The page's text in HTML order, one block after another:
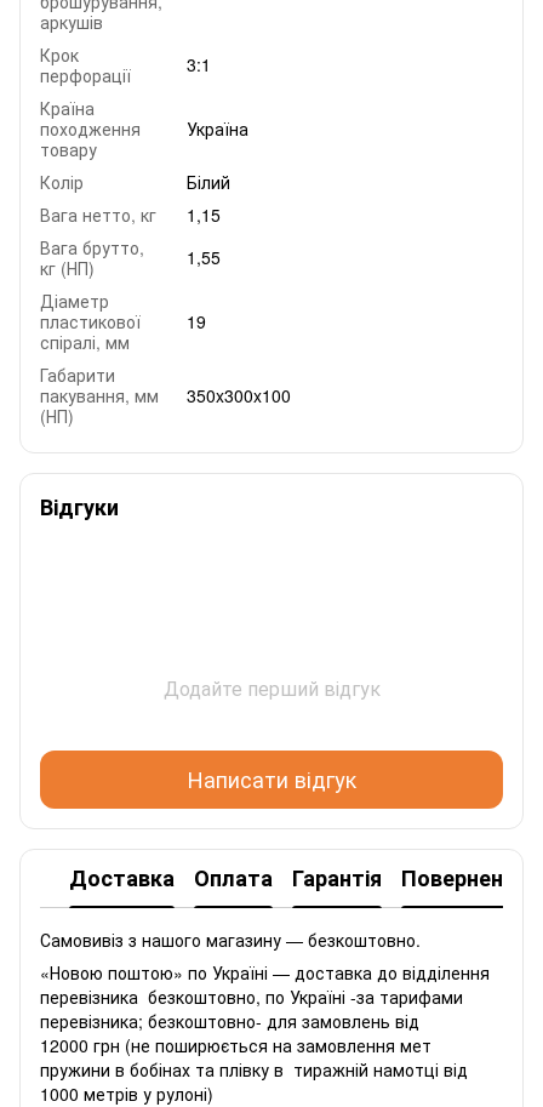
аркушів
Крок
перфорації
3:1
Країна
походження
товару
Україна
Колір
Білий
Вага нетто, кг
1,15
Вага брутто,
кг (НП)
1,55
Діаметр
пластикової
спіралі, мм
19
Габарити
пакування, мм
(НП)
350x300x100
Відгуки
Додайте перший відгук
Написати відгук
Доставка Оплата Гарантія Повернення
Самовивіз з нашого магазину — безкоштовно.
«Новою поштою» по Україні — доставка до відділення
перевізника безкоштовно, по Україні -за тарифами
перевізника; безкоштовно- для замовлень від
12000 грн (не поширюється на замовлення мет
пружини в бобінах та плівку в тиражній намотці від
1000 метрів у рулоні)